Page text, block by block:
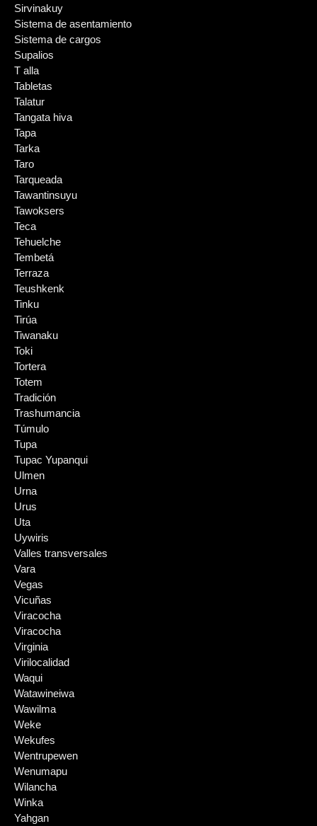
Sirvinakuy
Sistema de asentamiento
Sistema de cargos
Supalios
T alla
Tabletas
Talatur
Tangata hiva
Tapa
Tarka
Taro
Tarqueada
Tawantinsuyu
Tawoksers
Teca
Tehuelche
Tembetá
Terraza
Teushkenk
Tinku
Tirúa
Tiwanaku
Toki
Tortera
Totem
Tradición
Trashumancia
Túmulo
Tupa
Tupac Yupanqui
Ulmen
Urna
Urus
Uta
Uywiris
Valles transversales
Vara
Vegas
Vicuñas
Viracocha
Viracocha
Virginia
Virilocalidad
Waqui
Watawineiwa
Wawilma
Weke
Wekufes
Wentrupewen
Wenumapu
Wilancha
Winka
Yahgan